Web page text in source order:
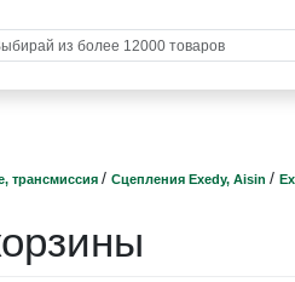
трансмиссия / Сцепления Exedy, Aisin /